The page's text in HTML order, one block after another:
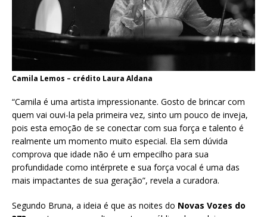
Camila Lemos – crédito Laura Aldana
“Camila é uma artista impressionante. Gosto de brincar com
quem vai ouvi-la pela primeira vez, sinto um pouco de inveja,
pois esta emoção de se conectar com sua força e talento é
realmente um momento muito especial. Ela sem dúvida
comprova que idade não é um empecilho para sua
profundidade como intérprete e sua força vocal é uma das
mais impactantes de sua geração”, revela a curadora.
Segundo Bruna, a ideia é que as noites do Novas Vozes do